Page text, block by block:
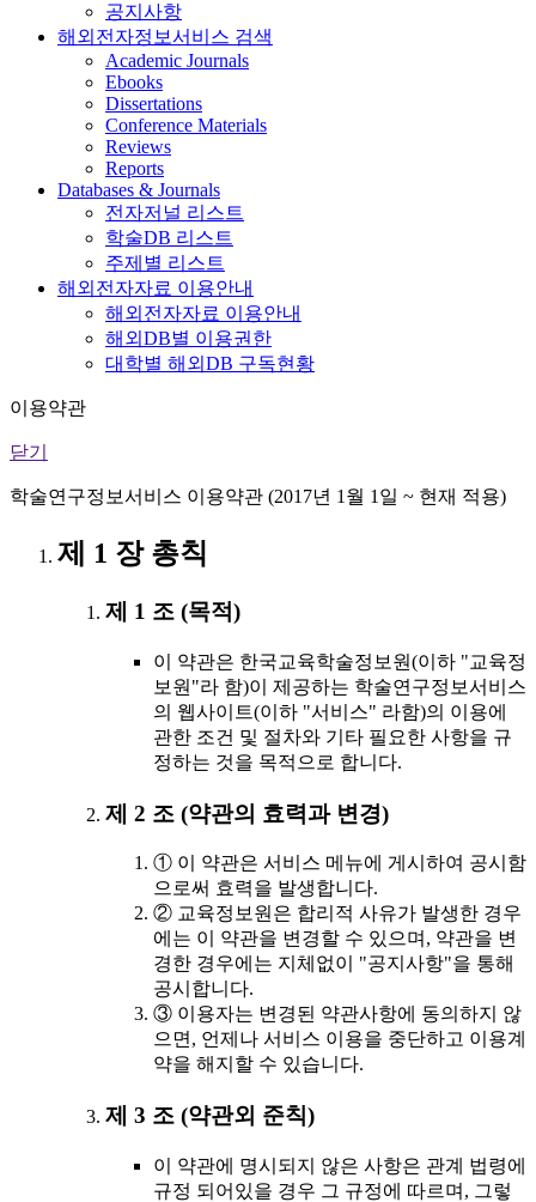
공지사항
해외전자정보서비스 검색
Academic Journals
Ebooks
Dissertations
Conference Materials
Reviews
Reports
Databases & Journals
전자저널 리스트
학술DB 리스트
주제별 리스트
해외전자자료 이용안내
해외전자자료 이용안내
해외DB별 이용권한
대학별 해외DB 구독현황
이용약관
닫기
학술연구정보서비스 이용약관 (2017년 1월 1일 ~ 현재 적용)
제 1 장 총칙
제 1 조 (목적)
이 약관은 한국교육학술정보원(이하 "교육정
보원"라 함)이 제공하는 학술연구정보서비스
의 웹사이트(이하 "서비스" 라함)의 이용에
관한 조건 및 절차와 기타 필요한 사항을 규
정하는 것을 목적으로 합니다.
제 2 조 (약관의 효력과 변경)
① 이 약관은 서비스 메뉴에 게시하여 공시함
으로써 효력을 발생합니다.
② 교육정보원은 합리적 사유가 발생한 경우
에는 이 약관을 변경할 수 있으며, 약관을 변
경한 경우에는 지체없이 "공지사항"을 통해
공시합니다.
③ 이용자는 변경된 약관사항에 동의하지 않
으면, 언제나 서비스 이용을 중단하고 이용계
약을 해지할 수 있습니다.
제 3 조 (약관외 준칙)
이 약관에 명시되지 않은 사항은 관계 법령에
규정 되어있을 경우 그 규정에 따르며, 그렇